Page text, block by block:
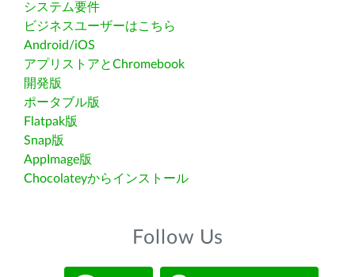
システム要件
ビジネスユーザーはこちら
Android/iOS
アプリストアとChromebook
開発版
ポータブル版
Flatpak版
Snap版
AppImage版
Chocolateyからインストール
Follow Us